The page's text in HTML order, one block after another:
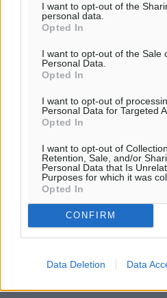
I want to opt-out of the
personal data.
Opted In
I want to opt-out of the Sale
Personal Data.
Opted In
I want to opt-out of
Personal Data for Targeted
Opted In
I want to opt-out of
Retention, Sale, and/or
Personal Data that Is
Purposes for which it was
Opted In
CONFIRM
Data Deletion Data
Η Royal Caribbean